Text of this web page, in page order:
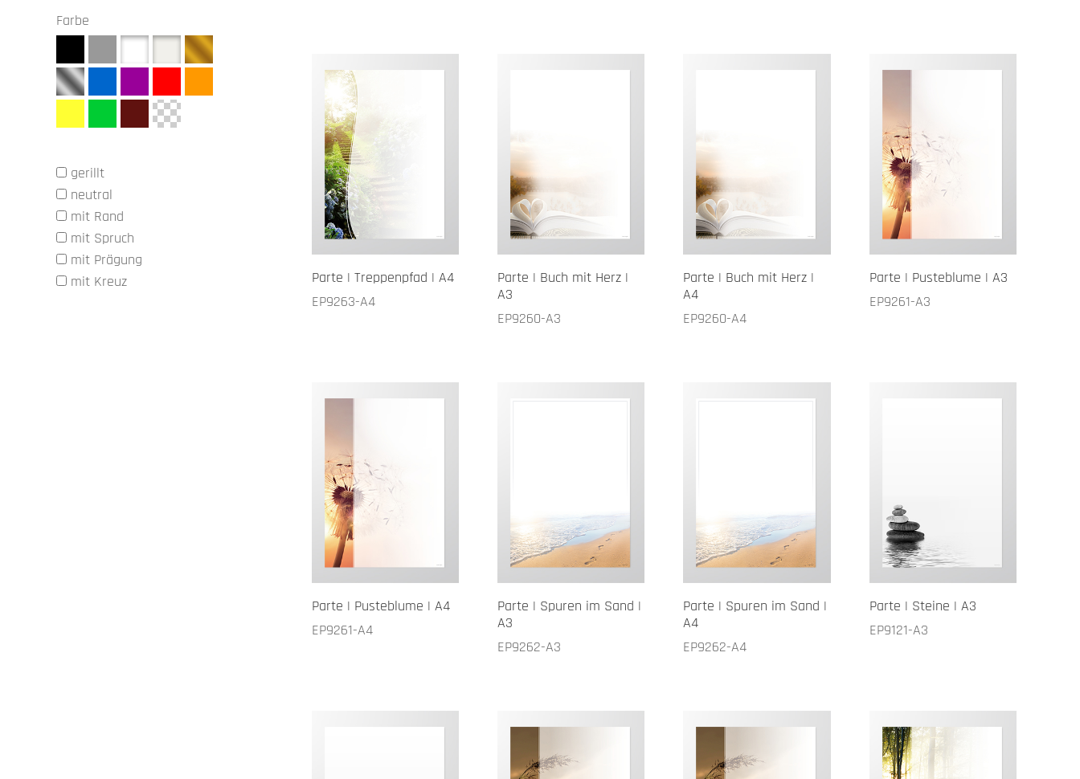
Farbe
gerillt
neutral
mit Rand
mit Spruch
mit Prägung
mit Kreuz
Parte | Treppenpfad | A4
EP9263-A4
Parte | Buch mit Herz |
A3
EP9260-A3
Parte | Buch mit Herz |
A4
EP9260-A4
Parte | Pusteblume | A3
EP9261-A3
Parte | Pusteblume | A4
EP9261-A4
Parte | Spuren im Sand |
A3
EP9262-A3
Parte | Spuren im Sand |
A4
EP9262-A4
Parte | Steine | A3
EP9121-A3